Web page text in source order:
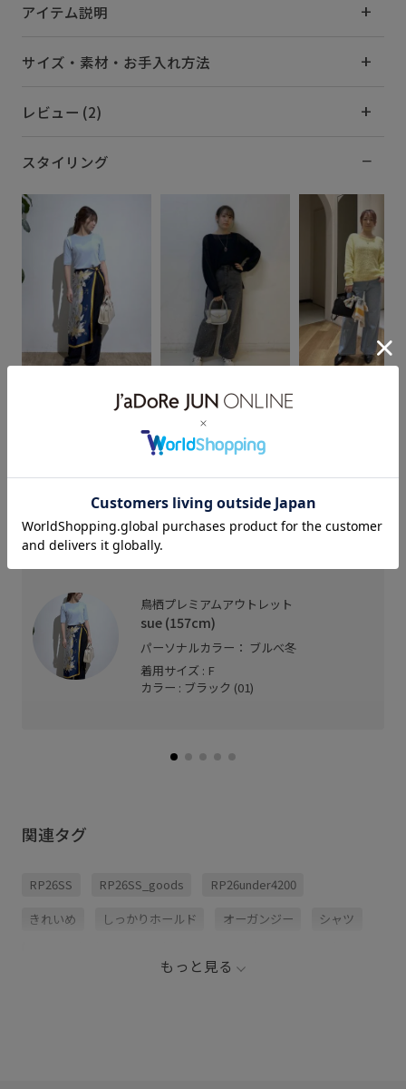
アイテム説明
サイズ・素材・お手入れ方法
レビュー (2)
スタイリング
ゆた
155cm SIZE:F
スタッフレビュー
コーデのアクセントにおすすめです。
鳥栖プレミアムアウトレット
sue (157cm)
パーソナルカラー： ブルべ冬
着用サイズ : F
カラー : ブラック (01)
関連タグ
RP26SS RP26SS_goods RP26under4200
きれいめ しっかりホールド オーガンジー シャツ
もっと見る